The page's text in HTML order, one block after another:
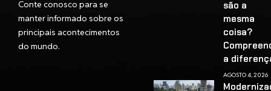
Conte conosco para se
manter informado sobre os
principais acontecimentos
do mundo.
são a
mesma
coisa?
a
AGOSTO 4, 2026